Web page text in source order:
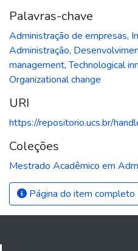
Palavras-chave
Administração de empresas,
Administração,
management,Technological
Organizational change
URI
https://repositorio.ucs.br/
Coleções
Mestrado Acadêmico em
Página do item completo